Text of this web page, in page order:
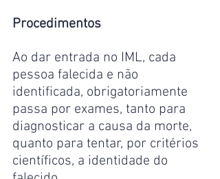
Procedimentos
Ao dar entrada no IML, cada
pessoa falecida e não
identificada, obrigatoriamente
passa por exames, tanto para
diagnosticar a causa da morte,
quanto para tentar, por critérios
científicos, a identidade do